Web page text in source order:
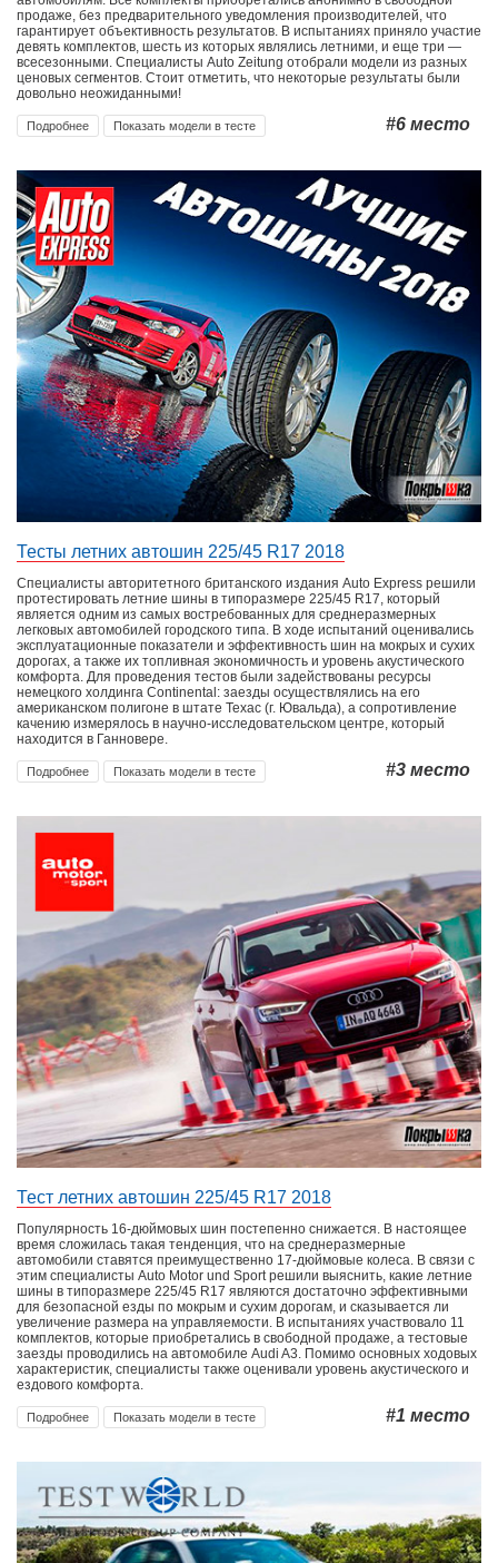
продаже, без предварительного уведомления производителей, что
гарантирует объективность результатов. В испытаниях приняло участие
девять комплектов, шесть из которых являлись летними, и еще три —
всесезонными. Специалисты Auto Zeitung отобрали модели из разных
ценовых сегментов. Стоит отметить, что некоторые результаты были
довольно неожиданными!
Подробнее Показать модели в тесте #6 место
Тесты летних автошин 225/45 R17 2018
Специалисты авторитетного британского издания Auto Express решили
протестировать летние шины в типоразмере 225/45 R17, который
является одним из самых востребованных для среднеразмерных
легковых автомобилей городского типа. В ходе испытаний оценивались
эксплуатационные показатели и эффективность шин на мокрых и сухих
дорогах, а также их топливная экономичность и уровень акустического
комфорта. Для проведения тестов были задействованы ресурсы
немецкого холдинга Continental: заезды осуществлялись на его
американском полигоне в штате Техас (г. Ювальда), а сопротивление
качению измерялось в научно-исследовательском центре, который
находится в Ганновере.
Подробнее Показать модели в тесте #3 место
Тест летних автошин 225/45 R17 2018
Популярность 16-дюймовых шин постепенно снижается. В настоящее
время сложилась такая тенденция, что на среднеразмерные
автомобили ставятся преимущественно 17-дюймовые колеса. В связи с
этим специалисты Auto Motor und Sport решили выяснить, какие летние
шины в типоразмере 225/45 R17 являются достаточно эффективными
для безопасной езды по мокрым и сухим дорогам, и сказывается ли
увеличение размера на управляемости. В испытаниях участвовало 11
комплектов, которые приобретались в свободной продаже, а тестовые
заезды проводились на автомобиле Audi A3. Помимо основных ходовых
характеристик, специалисты также оценивали уровень акустического и
ездового комфорта.
Подробнее Показать модели в тесте #1 место